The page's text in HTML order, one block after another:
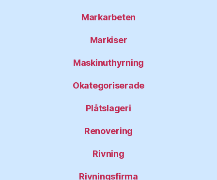
Markarbeten
Markiser
Maskinuthyrning
Okategoriserade
Plåtslageri
Renovering
Rivning
Rivningsfirma